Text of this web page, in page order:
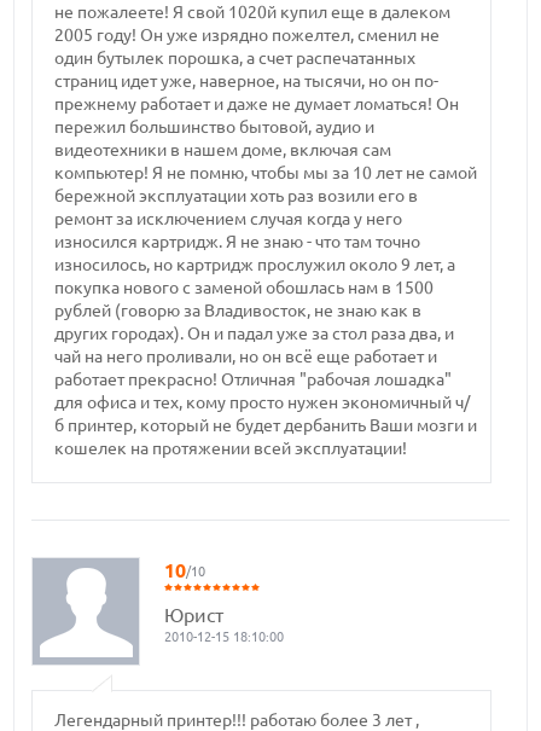
не пожалеете! Я свой 1020й купил еще в далеком
2005 году! Он уже изрядно пожелтел, сменил не
один бутылек порошка, а счет распечатанных
страниц идет уже, наверное, на тысячи, но он по-
прежнему работает и даже не думает ломаться! Он
пережил большинство бытовой, аудио и
видеотехники в нашем доме, включая сам
компьютер! Я не помню, чтобы мы за 10 лет не самой
бережной эксплуатации хоть раз возили его в
ремонт за исключением случая когда у него
износился картридж. Я не знаю - что там точно
износилось, но картридж прослужил около 9 лет, а
покупка нового с заменой обошлась нам в 1500
рублей (говорю за Владивосток, не знаю как в
других городах). Он и падал уже за стол раза два, и
чай на него проливали, но он всё еще работает и
работает прекрасно! Отличная "рабочая лошадка"
для офиса и тех, кому просто нужен экономичный ч/
б принтер, который не будет дербанить Ваши мозги и
кошелек на протяжении всей эксплуатации!
10/10
Юрист
2010-12-15 18:10:00
Легендарный принтер!!! работаю более 3 лет ,